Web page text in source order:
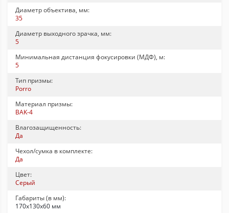
Диаметр объектива, мм:
35
Диаметр выходного зрачка, мм:
5
Минимальная дистанция фокусировки (МДФ), м:
5
Тип призмы:
Porro
Материал призмы:
BAK-4
Влагозащищенность:
Да
Чехол/сумка в комплекте:
Да
Цвет:
Серый
Габариты (в мм):
170x130x60 мм